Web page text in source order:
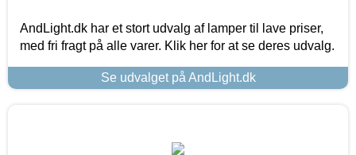
AndLight.dk har et stort udvalg af lamper til lave priser,
med fri fragt på alle varer. Klik her for at se deres udvalg.
Se udvalget på AndLight.dk